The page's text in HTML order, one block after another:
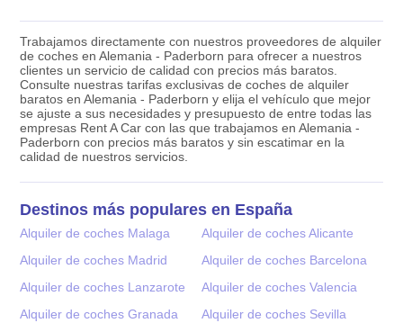
Trabajamos directamente con nuestros proveedores de alquiler
de coches en Alemania - Paderborn para ofrecer a nuestros
clientes un servicio de calidad con precios más baratos.
Consulte nuestras tarifas exclusivas de coches de alquiler
baratos en Alemania - Paderborn y elija el vehículo que mejor
se ajuste a sus necesidades y presupuesto de entre todas las
empresas Rent A Car con las que trabajamos en Alemania -
Paderborn con precios más baratos y sin escatimar en la
calidad de nuestros servicios.
Destinos más populares en España
Alquiler de coches Malaga
Alquiler de coches Alicante
Alquiler de coches Madrid
Alquiler de coches Barcelona
Alquiler de coches Lanzarote
Alquiler de coches Valencia
Alquiler de coches Granada
Alquiler de coches Sevilla